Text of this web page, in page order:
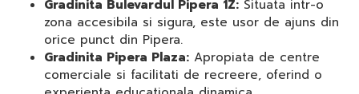
Gradinita Bulevardul Pipera 1Z: Situata intr-o
zona accesibila si sigura, este usor de ajuns din
orice punct din Pipera.
Gradinita Pipera Plaza: Apropiata de centre
comerciale si facilitati de recreere, oferind o